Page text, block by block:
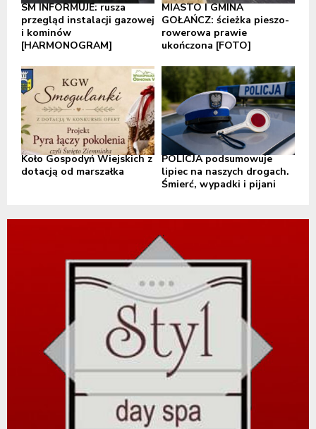
SM INFORMUJE: rusza
przegląd instalacji gazowej
i kominów
[HARMONOGRAM]
MIASTO I GMINA
GOŁAŃCZ: ścieżka pieszo-
rowerowa prawie
ukończona [FOTO]
Koło Gospodyń Wiejskich z
dotacją od marszałka
POLICJA podsumowuje
lipiec na naszych drogach.
Śmierć, wypadki i pijani